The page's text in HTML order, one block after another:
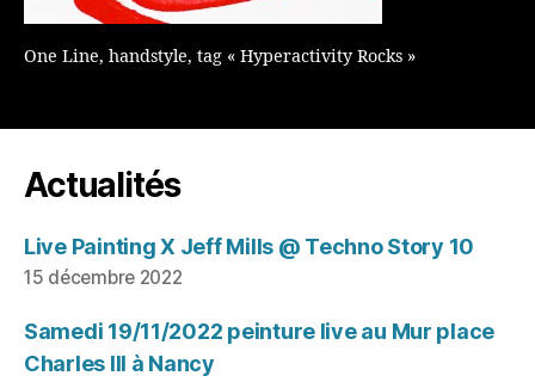
One Line, handstyle, tag « Hyperactivity Rocks »
Actualités
Live Painting X Jeff Mills @ Techno Story 10
15 décembre 2022
Samedi 19/11/2022 peinture live au Mur place
Charles III à Nancy